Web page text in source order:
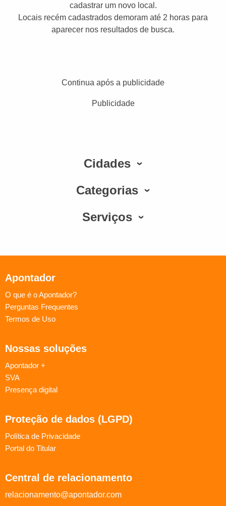
cadastrar um novo local.
Locais recém cadastrados demoram até 2 horas para
aparecer nos resultados de busca.
Continua após a publicidade
Publicidade
Cidades
Categorias
Serviços
Apontador
O que é o Apontador?
Perguntas Frequentes
Termos de Uso
Nossas soluções
Apontador +
SVA
Presença digital
Proteção de dados (LGPD)
Política de Privacidade
Portal do Titular
Central de relacionamento
relacionamento@apontador.com